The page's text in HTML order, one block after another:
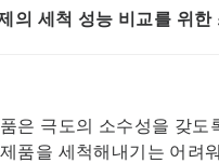
의 세척 성능 비교를 위한
은 극도의 소수성을 갖도
품을 세척해내기는 어려